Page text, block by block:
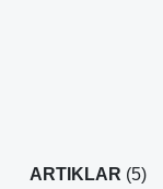
ARTIKLAR (5)